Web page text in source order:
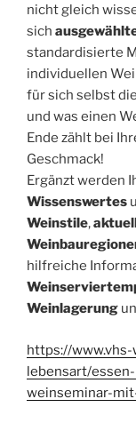
nicht gleich
sich
standardisierte
individuellen
für sich selbst
und was einen
Ende zählt bei
Geschmack!
Ergänzt werden
Wissenswertes
Weinstile,
hilfreiche
Weinlagerung
https://
lebensart/
weinseminar-